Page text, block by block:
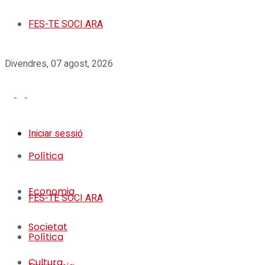
FES-TE SOCI ARA
Divendres, 07 agost, 2026
Iniciar sessió
Política
Economia
Societat
FES-TE SOCI ARA
Política